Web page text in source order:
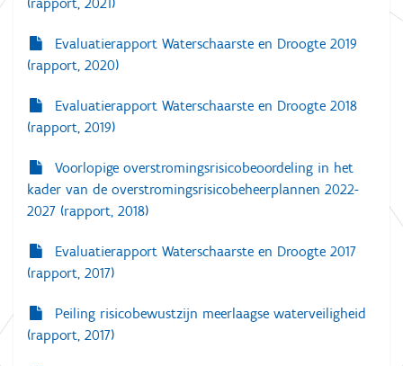
(rapport, 2021)
Evaluatierapport Waterschaarste en Droogte 2019
(rapport, 2020)
Evaluatierapport Waterschaarste en Droogte 2018
(rapport, 2019)
Voorlopige overstromingsrisicobeoordeling in het
kader van de overstromingsrisicobeheerplannen 2022-
2027 (rapport, 2018)
Evaluatierapport Waterschaarste en Droogte 2017
(rapport, 2017)
Peiling risicobewustzijn meerlaagse waterveiligheid
(rapport, 2017)